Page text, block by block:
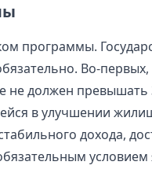
программы.
Во-первых,
не должен превышать
в улучшении
дохода,
условием